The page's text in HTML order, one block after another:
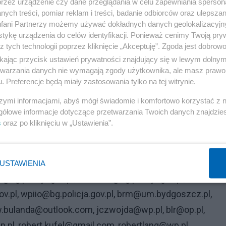
zpo.bydgoszcz@op.pl,
ksmarz@kmpspbydgoszcz.pl,
pdaniel@kmpspbydgoszcz.pl,
komendanta@bg.policja.gov.pl, sekretariat-
opp@bg.policja.gov.pl,
pg@bg.policja.gov.pl,
wrd-kwp@bg.policja.gov.pl,
naczelnik-wkon@bg.policja.gov.pl,
finanse@bg.policja.gov.pl,
informatyka@bg.policja.gov.pl,
rzecznik@bg.policja.gov.pl,
wpiio@bg.policja.gov.pl, brm@um.bydgoszcz.pl,
jczwojda@wp.pl, blr@op.pl,
treści, pomiar reklam i treści, badanie odbiorców oraz
Partnerzy możemy używać dokładnych danych
urządzenia do celów identyfikacji. Ponieważ cenimy Twoją
tych technologii poprzez kliknięcie „Akceptuję”. Zgoda jest
przycisk ustawień prywatności znajdujący się w lewym
danych nie wymagają zgody użytkownika, ale masz
Preferencje będą miały zastosowania tylko na tej witrynie.
informacjami, abyś mógł świadomie i komfortowo korzystać z
informacje dotyczące przetwarzania Twoich danych
oraz po kliknięciu w „Ustawienia”.
USTAWIENIA